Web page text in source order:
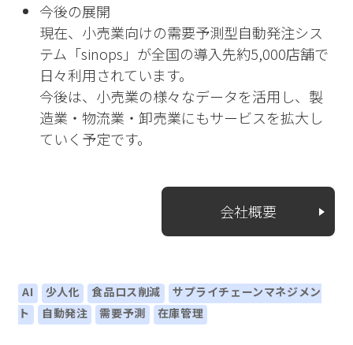
今後の展開
現在、小売業向けの需要予測型自動発注シス
テム「sinops」が全国の導入先約5,000店舗で
日々利用されています。
今後は、小売業の様々なデータを活用し、製
造業・物流業・卸売業にもサービスを拡大し
ていく予定です。
会社概要
AI 少人化 食品ロス削減
サプライチェーンマネジメン
ト
自動発注 需要予測 在庫管理